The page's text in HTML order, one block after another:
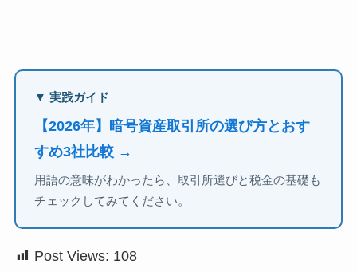
▼ 実践ガイド
【2026年】暗号資産取引所の選び方とおす
すめ3社比較 →
用語の意味がわかったら、取引所選びと税金の基礎も
チェックしてみてください。
Post Views: 108